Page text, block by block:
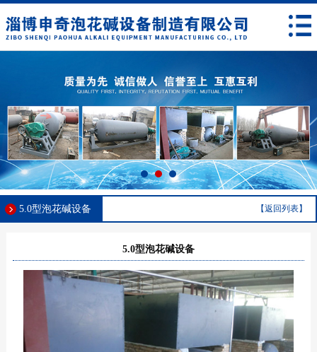
5.0型泡花碱设备 【返回列表】
5.0型泡花碱设备